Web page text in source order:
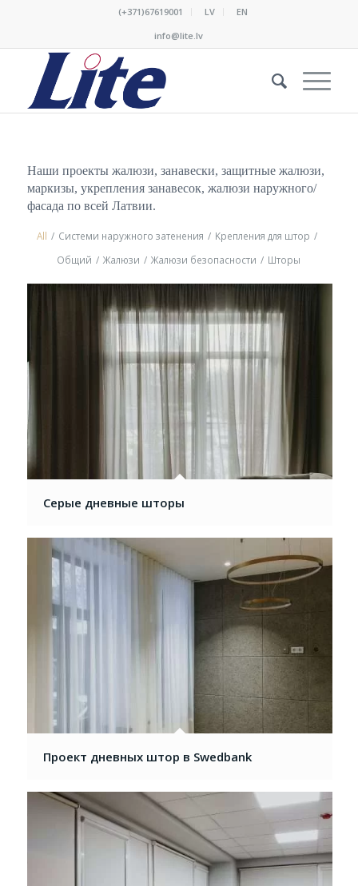
(+371)67619001 LV
EN
info@lite.lv
Наши проекты жалюзи, занавески, защитные жалюзи,
маркизы, укрепления занавесок, жалюзи наружного/
фасада по всей Латвии.
All / Cистеми наружного затенения / Kрепления для штор /
Oбщий / Жалюзи / Жалюзи безопасности / Шторы
Серые дневные шторы
Проект дневных штор в Swedbank